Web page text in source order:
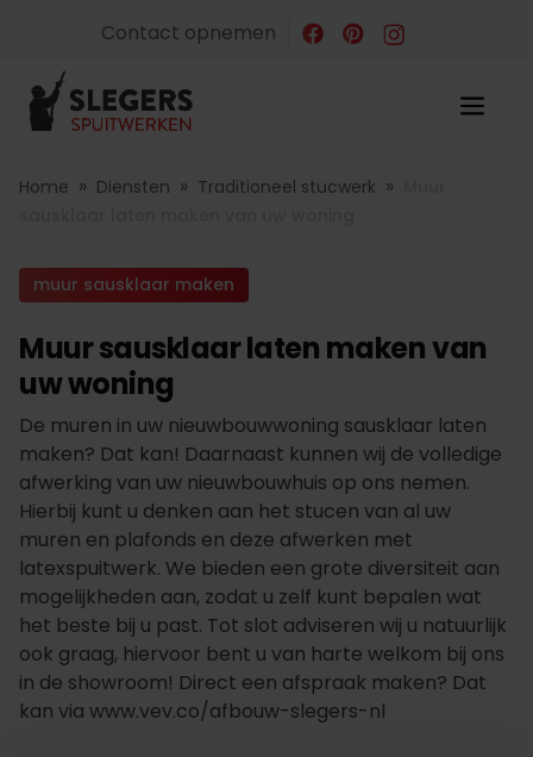
Contact opnemen
Home » Diensten » Traditioneel stucwerk »
muur sausklaar maken
Muur sausklaar laten maken van
uw woning
De muren in uw nieuwbouwwoning sausklaar laten
maken? Dat kan! Daarnaast kunnen wij de volledige
afwerking van uw nieuwbouwhuis op ons nemen.
Hierbij kunt u denken aan het stucen van al uw
muren en plafonds en deze afwerken met
latexspuitwerk. We bieden een grote diversiteit aan
mogelijkheden aan, zodat u zelf kunt bepalen wat
het beste bij u past. Tot slot adviseren wij u natuurlijk
ook graag, hiervoor bent u van harte welkom bij ons
in de showroom! Direct een afspraak maken? Dat
kan via www.vev.co/afbouw-slegers-nl